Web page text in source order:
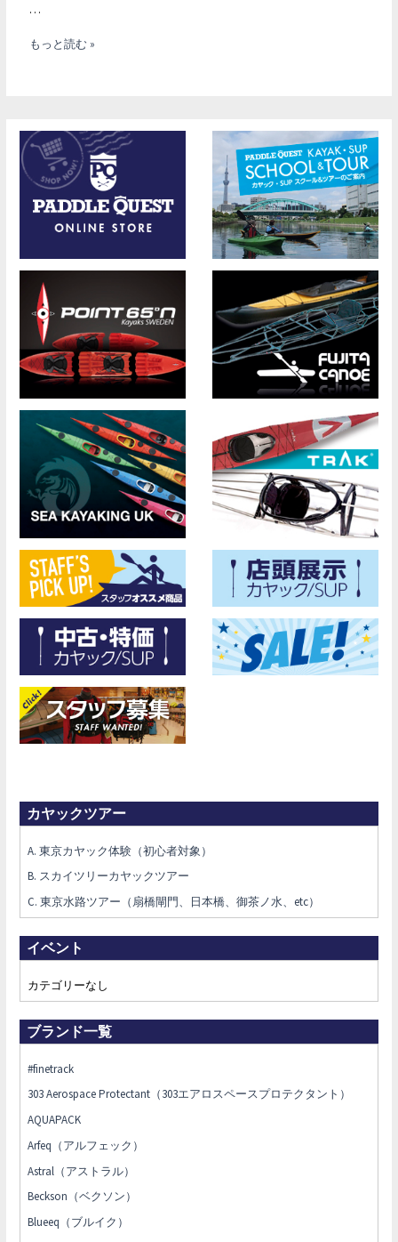
…
Whetman
Tow
MK11
もっと読む »
カヤックツアー
A. 東京カヤック体験（初心者対象）
B. スカイツリーカヤックツアー
C. 東京水路ツアー（扇橋閘門、日本橋、御茶ノ水、etc）
イベント
カテゴリーなし
ブランド一覧
#finetrack
303 Aerospace Protectant（303エアロスペースプロテクタント）
AQUAPACK
Arfeq（アルフェック）
Astral（アストラル）
Beckson（ベクソン）
Blueeq（ブルイク）